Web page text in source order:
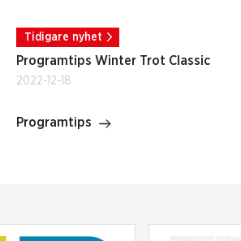
Tidigare nyhet
Programtips Winter Trot Classic
2022-12-18
Programtips